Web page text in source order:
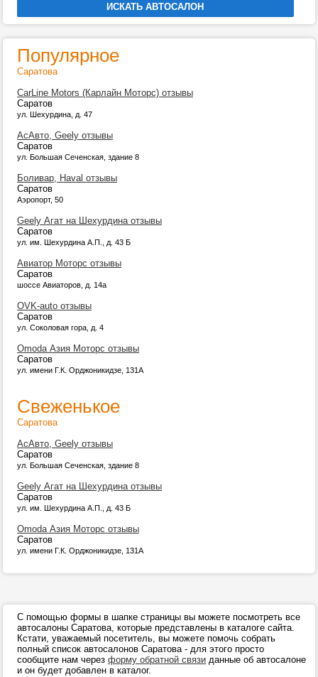
Популярное
Саратова
CarLine Motors (Карлайн Моторс) отзывы
Саратов
ул. Шехурдина, д. 47
АсАвто, Geely отзывы
Саратов
ул. Большая Сеченская, здание 8
Боливар, Haval отзывы
Саратов
Аэропорт, 50
Geely Агат на Шехурдина отзывы
Саратов
ул. им. Шехурдина А.П., д. 43 Б
Авиатор Моторс отзывы
Саратов
шоссе Авиаторов, д. 14а
OVK-auto отзывы
Саратов
ул. Соколовая гора, д. 4
Omoda Азия Моторс отзывы
Саратов
ул. имени Г.К. Орджоникидзе, 131А
Свеженькое
Саратова
АсАвто, Geely отзывы
Саратов
ул. Большая Сеченская, здание 8
Geely Агат на Шехурдина отзывы
Саратов
ул. им. Шехурдина А.П., д. 43 Б
Omoda Азия Моторс отзывы
Саратов
ул. имени Г.К. Орджоникидзе, 131А
С помощью формы в шапке страницы вы можете посмотреть все
автосалоны Саратова, которые представлены в каталоге сайта.
Кстати, уважаемый посетитель, вы можете помочь собрать
полный список автосалонов Саратова - для этого просто
сообщите нам через форму обратной связи данные об автосалоне
и он будет добавлен в каталог.